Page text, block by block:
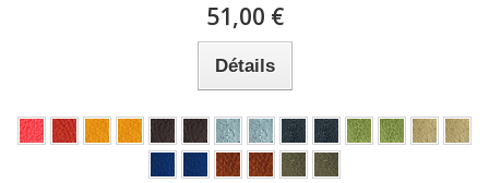
51,00 €
Détails